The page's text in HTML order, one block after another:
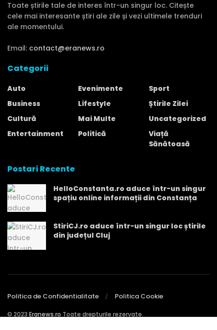
Toate știrile tale de interes într-un singur loc. Citește
cele mai interesante știri ale zile și vezi ultimele trenduri
ale momentului.
Email: contact@eranews.ro
Categorii
Auto
Business
Cultură
Entertainment
Evenimente
Lifestyle
Mai Multe
Politică
Sport
Știrile Zilei
Uncategorized
Viață
Sănătoasă
Postari Recente
HelloConstanta.ro aduce într-un singur
spațiu online informații din Constanța
StiriCJ.ro aduce într-un singur loc știrile
din județul Cluj
Politica de Confidentialitate Politica Cookie
© 2023 Eranews.ro Toate drepturile rezervate.